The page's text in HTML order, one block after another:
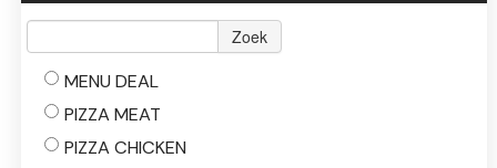
MENU
LOGIN
CONTACT
Zoek
MENU DEAL
PIZZA MEAT
PIZZA CHICKEN